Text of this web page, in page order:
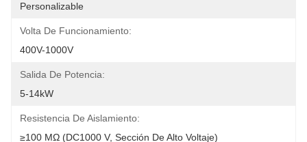
Personalizable
Volta De Funcionamiento:
400V-1000V
Salida De Potencia:
5-14kW
Resistencia De Aislamiento:
≥100 MΩ (DC1000 V, Sección De Alto Voltaje)